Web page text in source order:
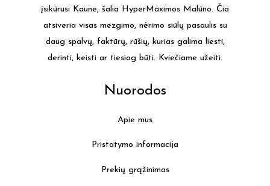
įsikūrusi Kaune, šalia HyperMaximos Malūno. Čia
atsiveria visas mezgimo, nėrimo siūlų pasaulis su
daug spalvų, faktūrų, rūšių, kurias galima liesti,
derinti, keisti ar tiesiog būti. Kviečiame užeiti.
Nuorodos
Apie mus
Pristatymo informacija
Prekių grąžinimas